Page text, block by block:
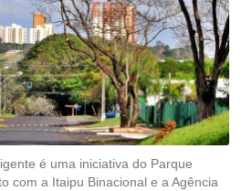
é uma iniciativa do Parque
com a Itaipu Binacional e a Agência